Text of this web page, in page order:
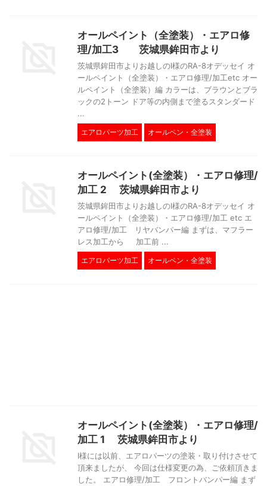
オールペイント（全塗装）・エアロ修
理/加工3 茨城県鉾田市より
茨城県鉾田市よりお越しのI様のRA-8オデッセイ オ
ールペイント（全塗装）・エアロ修理/加工etc オー
ルペイント（全塗装）編 カラーは、ブラウンとブラ
ックの2トーン ドア等の内側まで塗るスタンダード
...
エアロパーツ加工 オールペン・全塗装
オールペイント(全塗装）・エアロ修理/
加工 2 茨城県鉾田市より
茨城県鉾田市よりお越しのI様のRA-8オデッセイ オ
ールペイント（全塗装）・エアロ修理/加工 etc エ
アロ修理/加工 リヤバンパー編 まずは、マフラー
レス加工から 加工前 ...
エアロパーツ加工 オールペン・全塗装
オールペイント(全塗装）・エアロ修理/
加工 1 茨城県鉾田市より
I様には以前、エアロパーツの塗装・取り付けさせて
頂来ましたが、 今回は仕様変更の為、ご依頼頂きま
した。 エアロ修理/加工 フロントバンパー編 まず